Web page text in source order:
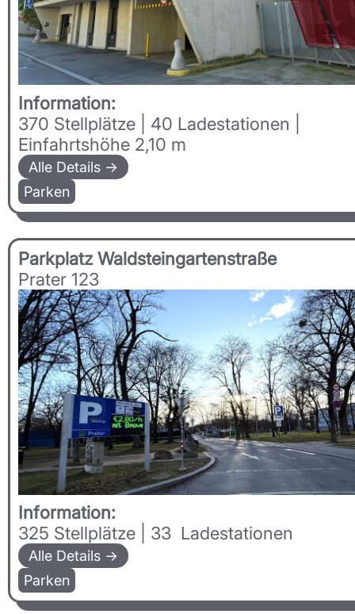
Information:
370 Stellplätze | 40 Ladestationen |
Einfahrtshöhe 2,10 m
Alle Details →
Parken
Parkplatz Waldsteingartenstraße
Prater 123
Information:
325 Stellplätze | 33 Ladestationen
Alle Details →
Parken